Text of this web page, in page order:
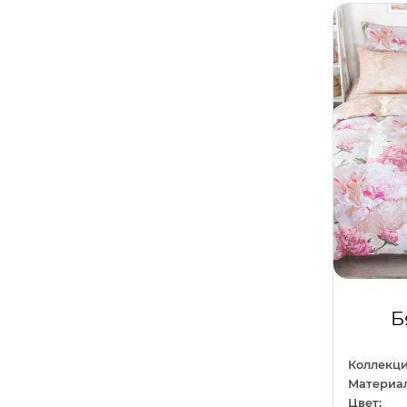
Цвет: